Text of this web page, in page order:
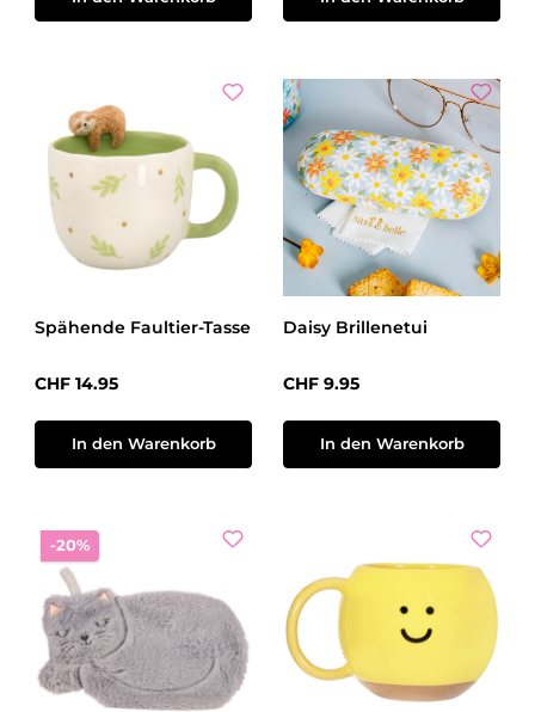
Spähende Faultier-Tasse
Regulärer Preis:
CHF 14.95
In den Warenkorb
Daisy Brillenetui
Regulärer Preis:
CHF 9.95
In den Warenkorb
-20%Rabatt